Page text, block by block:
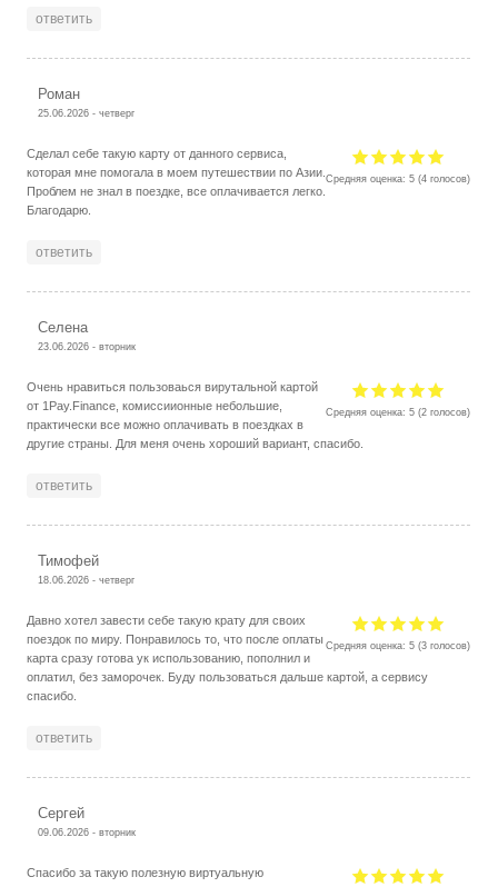
ответить
Роман
25.06.2026 - четверг
Средняя оценка:5 (4 голосов)
Сделал себе такую карту от данного сервиса,
которая мне помогала в моем путешествии по Азии.
Проблем не знал в поездке, все оплачивается легко.
Благодарю.
ответить
Селена
23.06.2026 - вторник
Средняя оценка:5 (2 голосов)
Очень нравиться пользоваься вирутальной картой
от 1Pay.Finance, комиссиионные небольшие,
практически все можно оплачивать в поездках в
другие страны. Для меня очень хороший вариант, спасибо.
ответить
Тимофей
18.06.2026 - четверг
Средняя оценка:5 (3 голосов)
Давно хотел завести себе такую крату для своих
поездок по миру. Понравилось то, что после оплаты
карта сразу готова ук использованию, пополнил и
оплатил, без заморочек. Буду пользоваться дальше картой, а сервису
спасибо.
ответить
Сергей
09.06.2026 - вторник
Спасибо за такую полезную виртуальную